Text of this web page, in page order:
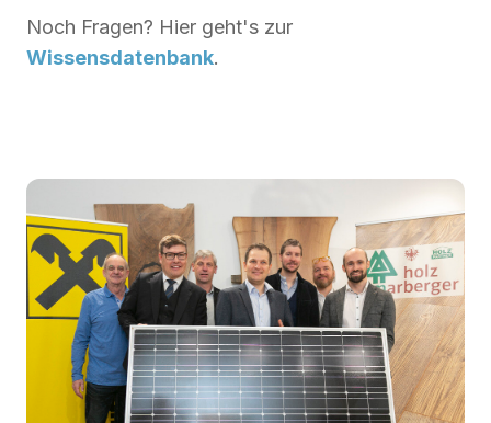
Noch Fragen? Hier geht's zur
Wissensdatenbank.